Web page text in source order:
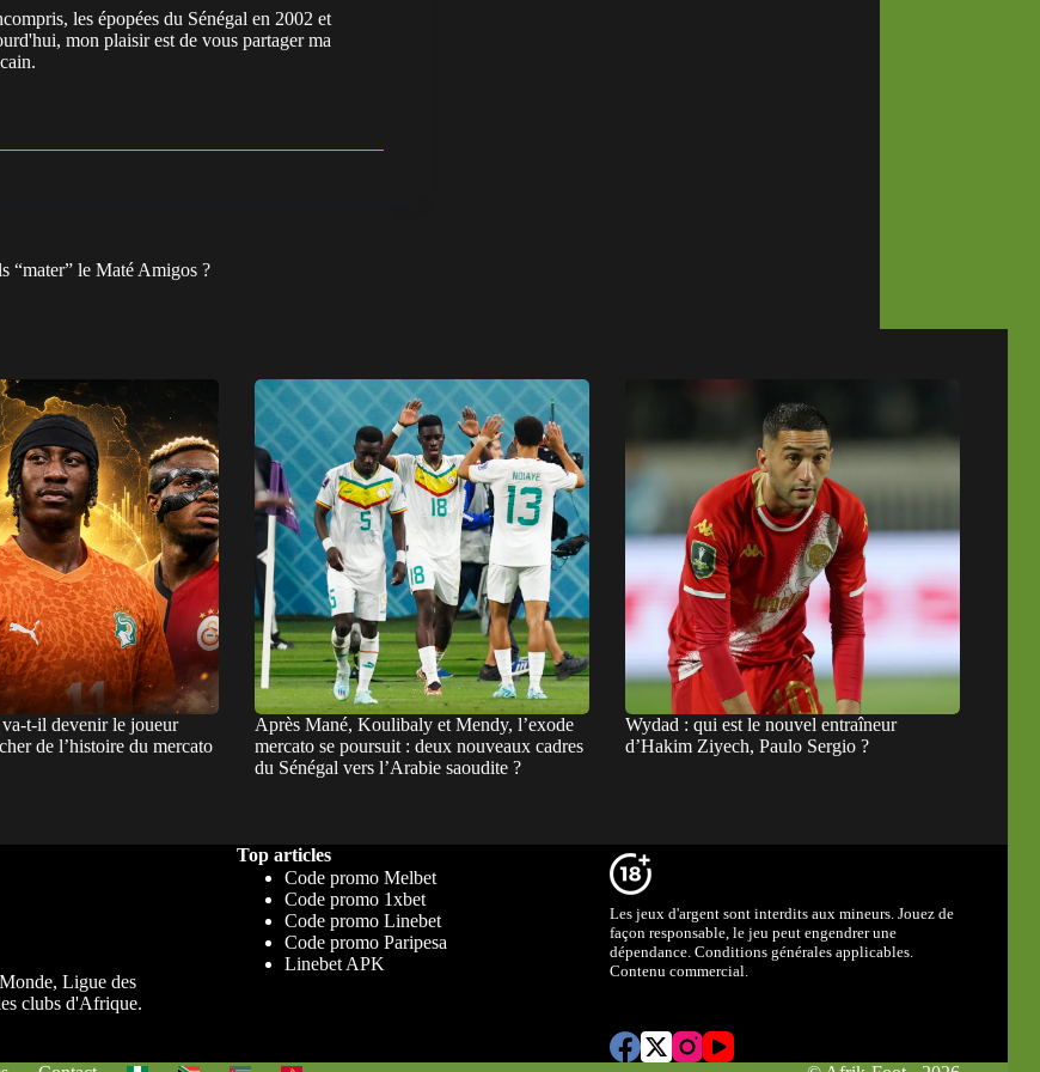
les épopées du Sénégal en 2002 et
mon plaisir est de vous partager ma
“mater” le Maté Amigos ?
t-il devenir le joueur
de l’histoire du mercato
Après Mané, Koulibaly et Mendy, l’exode
mercato se poursuit : deux nouveaux cadres
du Sénégal vers l’Arabie saoudite ?
Wydad : qui est le nouvel entraîneur
d’Hakim Ziyech, Paulo Sergio ?
Ligue des
clubs d'Afrique.
Top articles
Code promo Melbet
Code promo 1xbet
Code promo Linebet
Code promo Paripesa
Linebet APK
Les jeux d'argent sont interdits aux mineurs. Jouez de
façon responsable, le jeu peut engendrer une
dépendance. Conditions générales applicables.
Contenu commercial.